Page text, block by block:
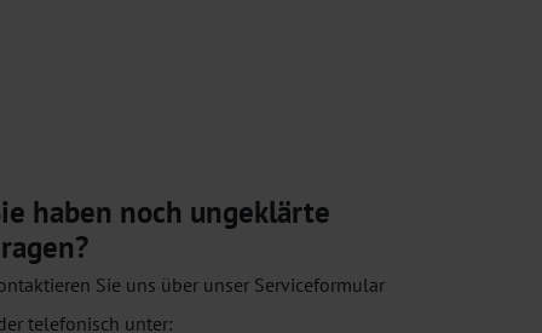
haben noch ungeklärte
Sie uns über unser Serviceformular
telefonisch unter: